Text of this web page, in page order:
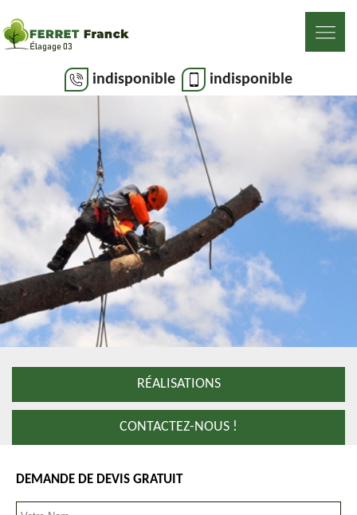
indisponible indisponible
RÉALISATIONS
CONTACTEZ-NOUS !
DEMANDE DE DEVIS GRATUIT